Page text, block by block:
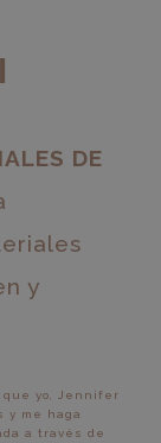
DE
y
yo, Jennifer
y me haga
a través de